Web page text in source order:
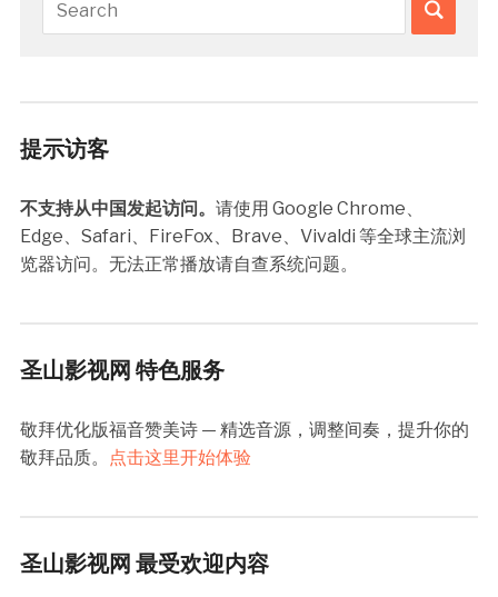
提示访客
不支持从中国发起访问。 请使用 Google Chrome、
Edge、Safari、FireFox、Brave、Vivaldi 等全球主流浏
览器访问。无法正常播放请自查系统问题。
圣山影视网 特色服务
敬拜优化版福音赞美诗 — 精选音源，调整间奏，提升你的
敬拜品质。
点击这里开始体验
圣山影视网 最受欢迎内容